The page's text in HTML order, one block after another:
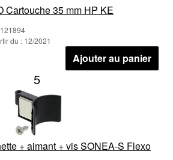
Cartouche 35 mm HP KE
du : 12/2021
Ajouter au panier
5
+ aimant + vis SONEA-S Flexo